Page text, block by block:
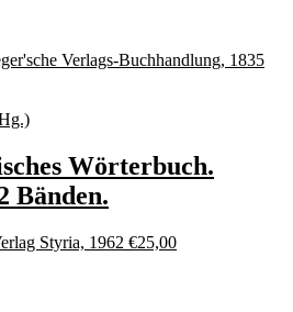
Verlags-Buchhandlung, 1835
Wörterbuch.
Bänden.
Styria, 1962 €25,00